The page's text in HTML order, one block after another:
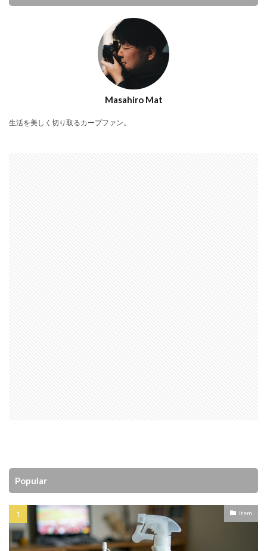
Masahiro Mat
生活を美しく切り取るカープファン。
Popular
item